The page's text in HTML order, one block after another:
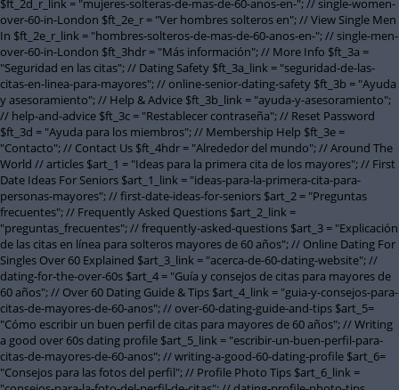
$ft_2d_r_link = "mujeres-solteras-de-mas-de-60-anos-en-"; // single-women-
over-60-in-London $ft_2e_r = "Ver hombres solteros en"; // View Single Men
In $ft_2e_r_link = "hombres-solteros-de-mas-de-60-anos-en-"; // single-men-
over-60-in-London $ft_3hdr = "Más información"; // More Info $ft_3a =
"Seguridad en las citas"; // Dating Safety $ft_3a_link = "seguridad-de-las-
citas-en-linea-para-mayores"; // online-senior-dating-safety $ft_3b = "Ayuda
y asesoramiento"; // Help & Advice $ft_3b_link = "ayuda-y-asesoramiento";
// help-and-advice $ft_3c = "Restablecer contraseña"; // Reset Password
$ft_3d = "Ayuda para los miembros"; // Membership Help $ft_3e =
"Contacto"; // Contact Us $ft_4hdr = "Alrededor del mundo"; // Around The
World // articles $art_1 = "Ideas para la primera cita de los mayores"; // First
Date Ideas For Seniors $art_1_link = "ideas-para-la-primera-cita-para-
personas-mayores"; // first-date-ideas-for-seniors $art_2 = "Preguntas
frecuentes"; // Frequently Asked Questions $art_2_link =
"preguntas_frecuentes"; // frequently-asked-questions $art_3 = "Explicación
de las citas en línea para solteros mayores de 60 años"; // Online Dating For
Singles Over 60 Explained $art_3_link = "acerca-de-60-dating-website"; //
dating-for-the-over-60s $art_4 = "Guía y consejos de citas para mayores de
60 años"; // Over 60 Dating Guide & Tips $art_4_link = "guia-y-consejos-para-
citas-de-mayores-de-60-anos"; // over-60-dating-guide-and-tips $art_5=
"Cómo escribir un buen perfil de citas para mayores de 60 años"; // Writing
a good over 60s dating profile $art_5_link = "escribir-un-buen-perfil-para-
citas-de-mayores-de-60-anos"; // writing-a-good-60-dating-profile $art_6=
"Consejos para las fotos del perfil"; // Profile Photo Tips $art_6_link =